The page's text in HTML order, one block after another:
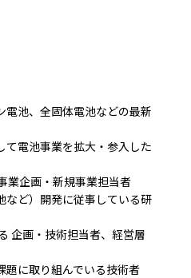
電池、全固体電池などの最新
て電池事業を拡大・参入した
業企画・新規事業担当者
など）開発に従事している研
企画・技術担当者、経営層
題に取り組んでいる技術者